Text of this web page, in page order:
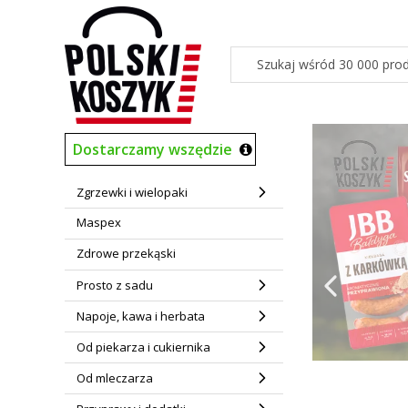
Dostarczamy wszędzie
Zgrzewki i wielopaki
Maspex
Zdrowe przekąski
Prosto z sadu
Napoje, kawa i herbata
Od piekarza i cukiernika
Od mleczarza